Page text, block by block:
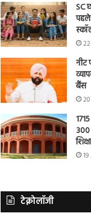
SC
नीट
बैंस
300
टेक्नोलॉजी